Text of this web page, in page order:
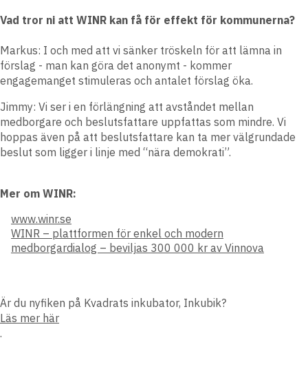
Vad tror ni att WINR kan få för effekt för kommunerna?
Markus: I och med att vi sänker tröskeln för att lämna in
förslag - man kan göra det anonymt - kommer
engagemanget stimuleras och antalet förslag öka.
Jimmy: Vi ser i en förlängning att avståndet mellan
medborgare och beslutsfattare uppfattas som mindre. Vi
hoppas även på att beslutsfattare kan ta mer välgrundade
beslut som ligger i linje med “nära demokrati”.
Mer om WINR:
www.winr.se
WINR – plattformen för enkel och modern
medborgardialog – beviljas 300 000 kr av Vinnova
Är du nyfiken på Kvadrats inkubator, Inkubik?
Läs mer här
.